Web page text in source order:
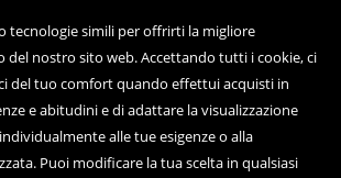
tecnologie simili per offrirti la migliore
del nostro sito web. Accettando tutti i cookie, ci
del tuo comfort quando effettui acquisti in
e abitudini e di adattare la visualizzazione
alle tue esigenze o alla
Puoi modificare la tua scelta in qualsiasi
Scopri di più su House